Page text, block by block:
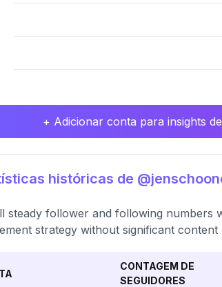
+ Adicionar conta para insights
históricas de
steady follower and following numbers
strategy without significant content
CONTAGEM DE
SEGUIDORES